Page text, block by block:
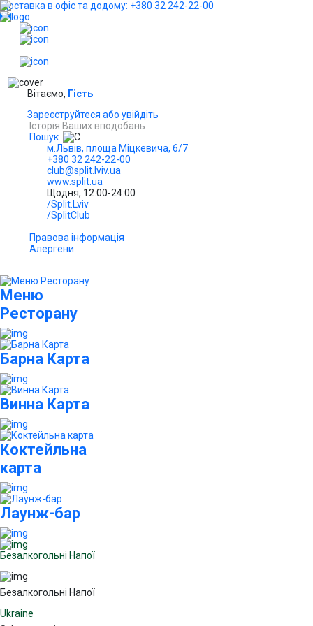
Доставка в офіс та додому: +380 32 242-22-00
Вітаємо, Гість
Зареєструйтеся або увійдіть
Історія Ваших вподобань
Пошук
м.Львів, площа Міцкевича, 6/7
+380 32 242-22-00
club@split.lviv.ua
www.split.ua
Щодня, 12:00-24:00
/Split.Lviv
/SplitClub
Правова інформація
Алергени
Меню
Ресторану
Барна Карта
Винна Карта
Коктейльна
карта
Лаунж-бар
Безалкогольні Напої
Безалкогольні Напої
Ukraine
...